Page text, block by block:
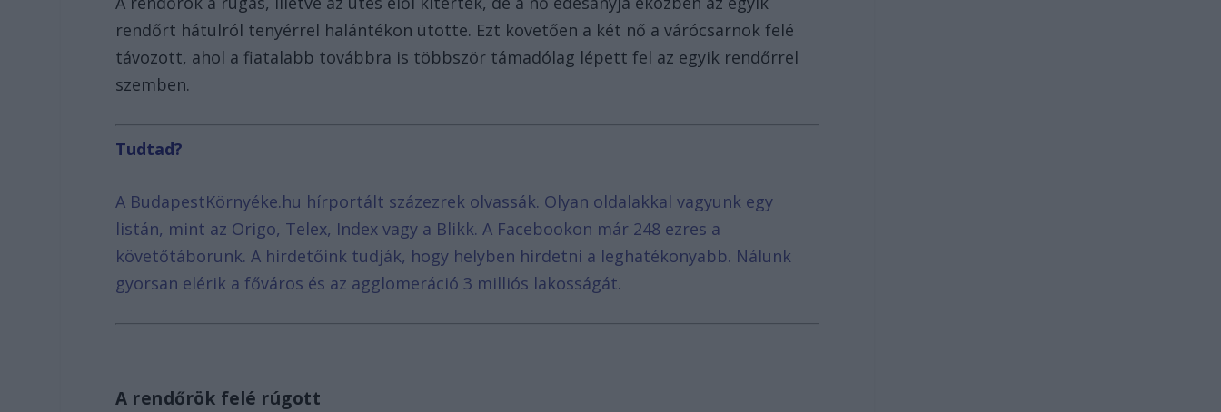
rendőrt hátulról tenyérrel halántékon ütötte. Ezt követően a két nő a várócsarnok felé
távozott, ahol a fiatalabb továbbra is többször támadólag lépett fel az egyik rendőrrel
szemben.
Tudtad?
A BudapestKörnyéke.hu hírportált százezrek olvassák. Olyan oldalakkal vagyunk egy
listán, mint az Origo, Telex, Index vagy a Blikk. A Facebookon már 248 ezres a
követőtáborunk. A hirdetőink tudják, hogy helyben hirdetni a leghatékonyabb. Nálunk
gyorsan elérik a főváros és az agglomeráció 3 milliós lakosságát.
A rendőrök felé rúgott